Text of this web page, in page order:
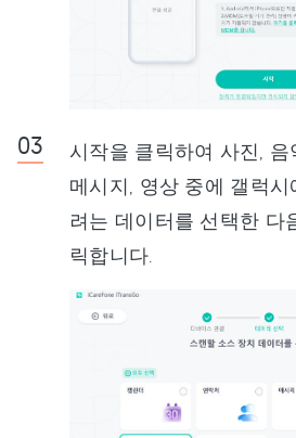
시작을 클릭하여 사진, 음
메시지, 영상 중에 갤럭
려는 데이터를 선택한 다
릭합니다.